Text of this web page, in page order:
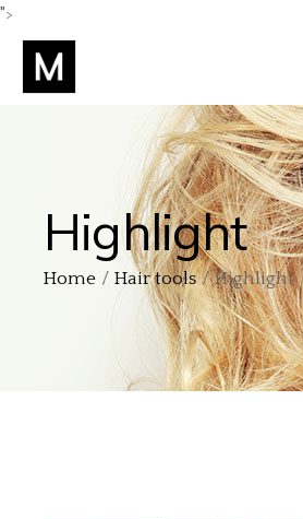
">
Highlight
Home Hair tools Highlight